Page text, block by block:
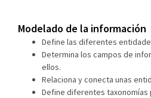
Modelado de la información
Define las diferentes
Determina los campos de
ellos.
Relaciona y conecta unas
Define diferentes taxonomías